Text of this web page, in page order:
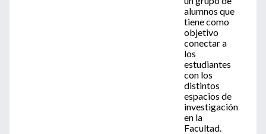
alumnos que
tiene como
objetivo
conectar a
los
estudiantes
con los
distintos
espacios de
investigación
en la
Facultad.